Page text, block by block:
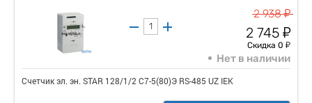
2 938у
2 745 у
Скидка 0 у
Нет в наличии
Счетчик эл. эн. STAR 128/1/2 С7-5(80)Э RS-485 UZ IEK